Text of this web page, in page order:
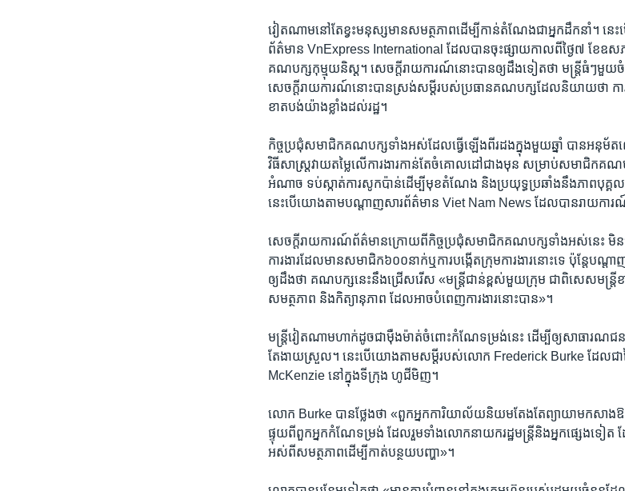
វៀតណាម​នៅ​តែ​ខ្វះ​មនុស្ស​មាន​សមត្ថភាព​ដើម្បី​កាន់​តំណែង​ជា​អ្នក​ដឹកនាំ។ ន
ព័ត៌មាន VnExpress International ដែល​បាន​ចុះ​ផ្សាយកាល​ពី​ថ្ងៃ​៧ ខែឧ
គណបក្ស​កុម្មុយនិស្ត។ សេចក្តីរាយការណ៍​នោះ​បាន​ឲ្យ​ដឹង​ទៀត​ថា មន្ត្រី​ធំ​ៗ​មួយ​
សេចក្តីរាយការណ៍​នោះ​បាន​ស្រង់​សម្តី​របស់​ប្រធាន​គណបក្ស​ដែល​និយាយ​ថា ក
ខាតបង់​យ៉ាង​ខ្លាំង​ដល់​រដ្ឋ។ ​
កិច្ចប្រជុំ​សមាជិក​គណបក្ស​ទាំងអស់​ដែល​ធ្វើ​ឡើង​ពីរ​ដង​ក្នុង​មួយ​ឆ្នាំ បាន​អនុម័ត​
វិធីសាស្ត្រ​វាយតម្លៃ​លើ​ការងារ​កាន់​តែ​ចំ​គោលដៅ​ជាង​មុន សម្រាប់​សមាជិក​គណ
អំណាច ទប់ស្កាត់​ការ​សូកប៉ាន់​ដើម្បី​មុខតំណែង និង​ប្រយុទ្ធប្រឆាំង​នឹង​ភាព​បុគ្គ
នេះ​បើយោង​តាម​បណ្តាញ​សារព័ត៌មាន Viet Nam News ដែល​បាន​រាយការ
សេចក្តីរាយការណ៍​ព័ត៌មាន​ក្រោយ​ពី​កិច្ចប្រជុំ​សមាជិក​គណបក្ស​ទាំងអស់​នេះ មិន​
ការងារ​ដែល​មាន​សមាជិក​៦០០​នាក់​ឬ​ការ​បង្កើត​ក្រុម​ការងារ​នោះ​ទេ ប៉ុន្តែ​បណ្
ឲ្យ​ដឹង​ថា គណបក្ស​នេះ​នឹង​ជ្រើសរើស «​មន្ត្រី​ជាន់​ខ្ពស់​មួយ​ក្រុម ជាពិសេស​មន្ត្
សមត្ថភាព និង​កិត្យានុភាព ដែល​អាច​បំពេញ​ការងារ​នោះ​បាន»។​
មន្ត្រី​វៀតណាម​ហាក់ដូចជា​ម៉ឺងម៉ាត់​ចំពោះ​កំណែ​ទម្រង់​នេះ ដើម្បី​ឲ្យ​សាធារណជន​ន
តែ​ងាយស្រួល។ នេះ​បើ​យោង​តាម​សម្តី​របស់​លោក Frederick Burke ដែល​ជ
McKenzie នៅក្នុង​ទីក្រុង ហូជីមិញ។
លោក Burke បាន​ថ្លែង​ថា «ពួកអ្នក​ការិយាល័យ​និយម​តែង​តែ​ព្យាយាម​កសាង​ឱ
ផ្ទុយ​ពី​ពួក​អ្នក​កំណែ​ទម្រង់ ដែល​រួម​ទាំង​លោក​នាយករដ្ឋមន្ត្រី​និង​អ្នក​ផ្សេង​ទៀត ដ
អស់​ពី​សមត្ថភាព​ដើម្បី​កាត់​បន្ថយ​បញ្ហា»។ ​